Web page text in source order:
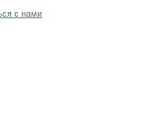
с нами